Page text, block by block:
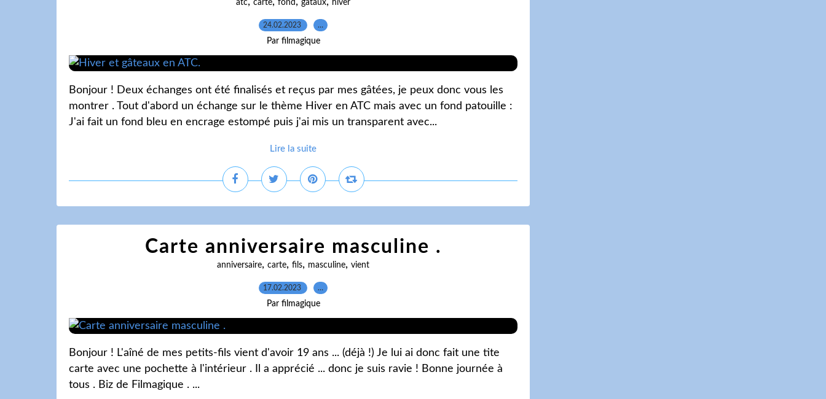
atc carte fond gataux hiver
24.02.2023 …
Par filmagique
Bonjour ! Deux échanges ont été finalisés et reçus par mes gâtées, je peux donc vous les
montrer . Tout d'abord un échange sur le thème Hiver en ATC mais avec un fond patouille :
J'ai fait un fond bleu en encrage estompé puis j'ai mis un transparent avec...
Lire la suite
Carte anniversaire masculine .
anniversaire, carte, fils, masculine, vient
17.02.2023 …
Par filmagique
Bonjour ! L'aîné de mes petits-fils vient d'avoir 19 ans ... (déjà !) Je lui ai donc fait une tite
carte avec une pochette à l'intérieur . Il a apprécié ... donc je suis ravie ! Bonne journée à
tous . Biz de Filmagique . ...